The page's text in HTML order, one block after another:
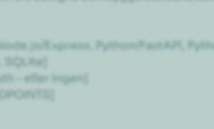
Express, Python/FastAPI,
– eller ingen]